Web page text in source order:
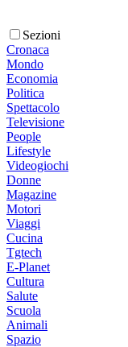
Sezioni
Cronaca
Mondo
Economia
Politica
Spettacolo
Televisione
People
Lifestyle
Videogiochi
Donne
Magazine
Motori
Viaggi
Cucina
Tgtech
E-Planet
Cultura
Salute
Scuola
Animali
Spazio